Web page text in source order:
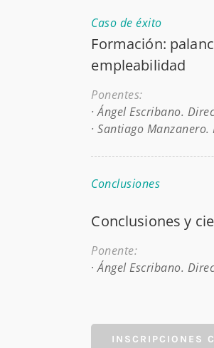
Caso de éxito
Formación:
empleabilidad
Ponentes:
· Ángel Escribano.
· Santiago
Conclusiones
Conclusiones y
Ponente:
·Ángel Escribano.
INSCRIPCIONES